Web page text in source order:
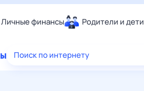
Личные финансы Родители и дети
Еда
Поиск по интернету